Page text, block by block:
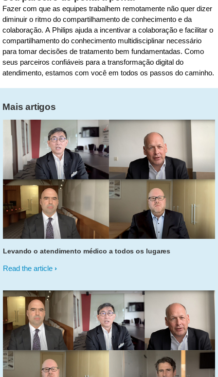
Fazer com que as equipes trabalhem remotamente não quer dizer
diminuir o ritmo do compartilhamento de conhecimento e da
colaboração. A Philips ajuda a incentivar a colaboração e facilitar o
compartilhamento do conhecimento multidisciplinar necessário
para tomar decisões de tratamento bem fundamentadas. Como
seus parceiros confiáveis para a transformação digital do
atendimento, estamos com você em todos os passos do caminho.
Mais artigos
Levando o atendimento médico a todos os lugares
Read the article